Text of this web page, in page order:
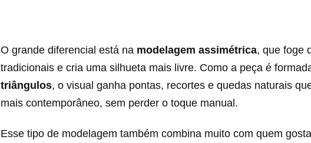
O grande diferencial está na modelagem assimétrica, que foge
tradicionais e cria uma silhueta mais livre. Como a peça é
triângulos, o visual ganha pontas, recortes e quedas naturais
mais contemporâneo, sem perder o toque manual.
Esse tipo de modelagem também combina muito com quem